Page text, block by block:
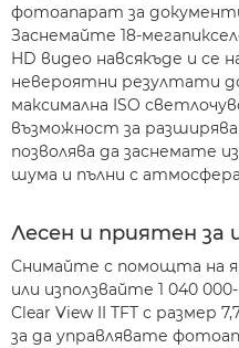
фотоапарат за
Заснемайте 18-
HD видео навсякъде и се
невероятни резултати
максимална ISO
възможност за
позволява да заснемате
шума и пълни с
Лесен и приятен за
Снимайте с помощта на
или използвайте 1 040
Clear View II TFT с размер
за да управлявате